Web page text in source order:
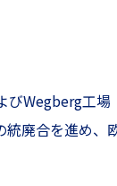
Wegberg工
廃合を進め、